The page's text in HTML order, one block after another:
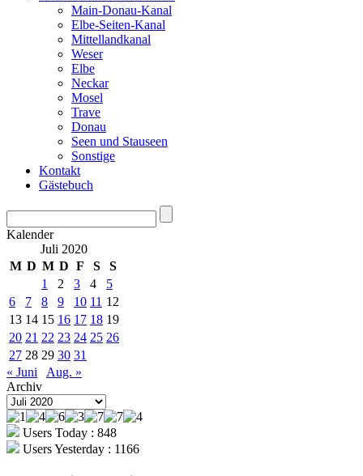
Main-Donau-Kanal
Elbe-Seiten-Kanal
Mittellandkanal
Weser
Elbe
Neckar
Mosel
Trave
Donau
Seen und Stauseen
Sonstige
Kontakt
Gästebuch
Kalender
Juli 2020
M D M D F S
S
1
2 3 4
5
6
7 8 9 10 11 12
13 14 15 16 17 18 19
20 21 22 23 24 25 26
27 28 29 30 31
« Juni
Aug. »
Archiv
Archiv
Users Today : 848
Users Yesterday : 1166